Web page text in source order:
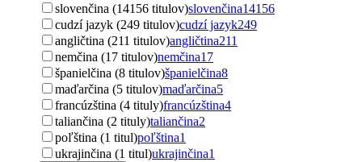
slovenčina (14156 titulov)slovenčina14156
cudzí jazyk (249 titulov)cudzí jazyk249
angličtina (211 titulov)angličtina211
nemčina (17 titulov)nemčina17
španielčina (8 titulov)španielčina8
maďarčina (5 titulov)maďarčina5
francúzština (4 tituly)francúzština4
taliančina (2 tituly)taliančina2
poľština (1 titul)poľština1
ukrajinčina (1 titul)ukrajinčina1